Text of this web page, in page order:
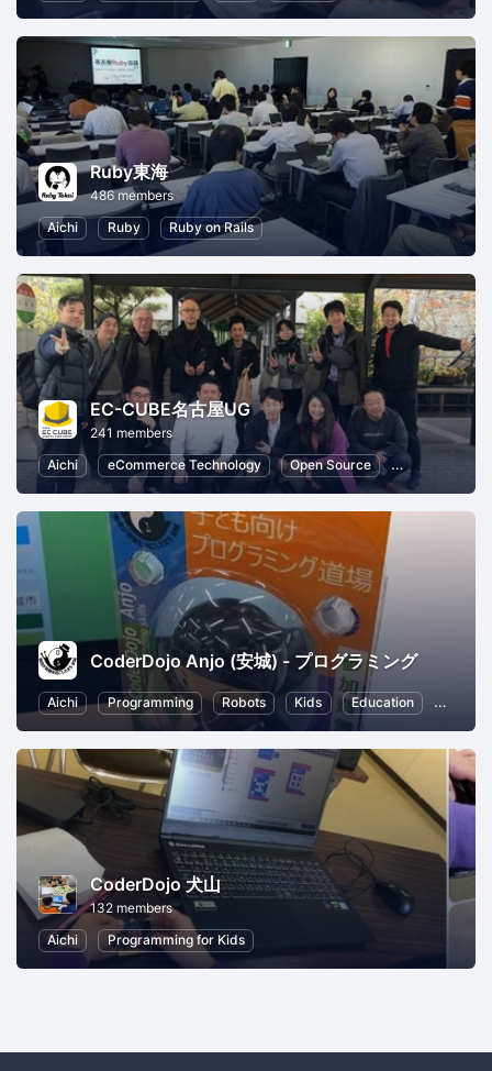
Ruby東海
486 members
Aichi
Ruby Ruby on Rails
EC-CUBE名古屋UG
241 members
Aichi
eCommerce Technology Open Source CMS
CoderDojo Anjo (安城) - プログラミング
Aichi Programming Robots Kids Education
CoderDojo 犬山
132 members
Aichi
Programming for Kids